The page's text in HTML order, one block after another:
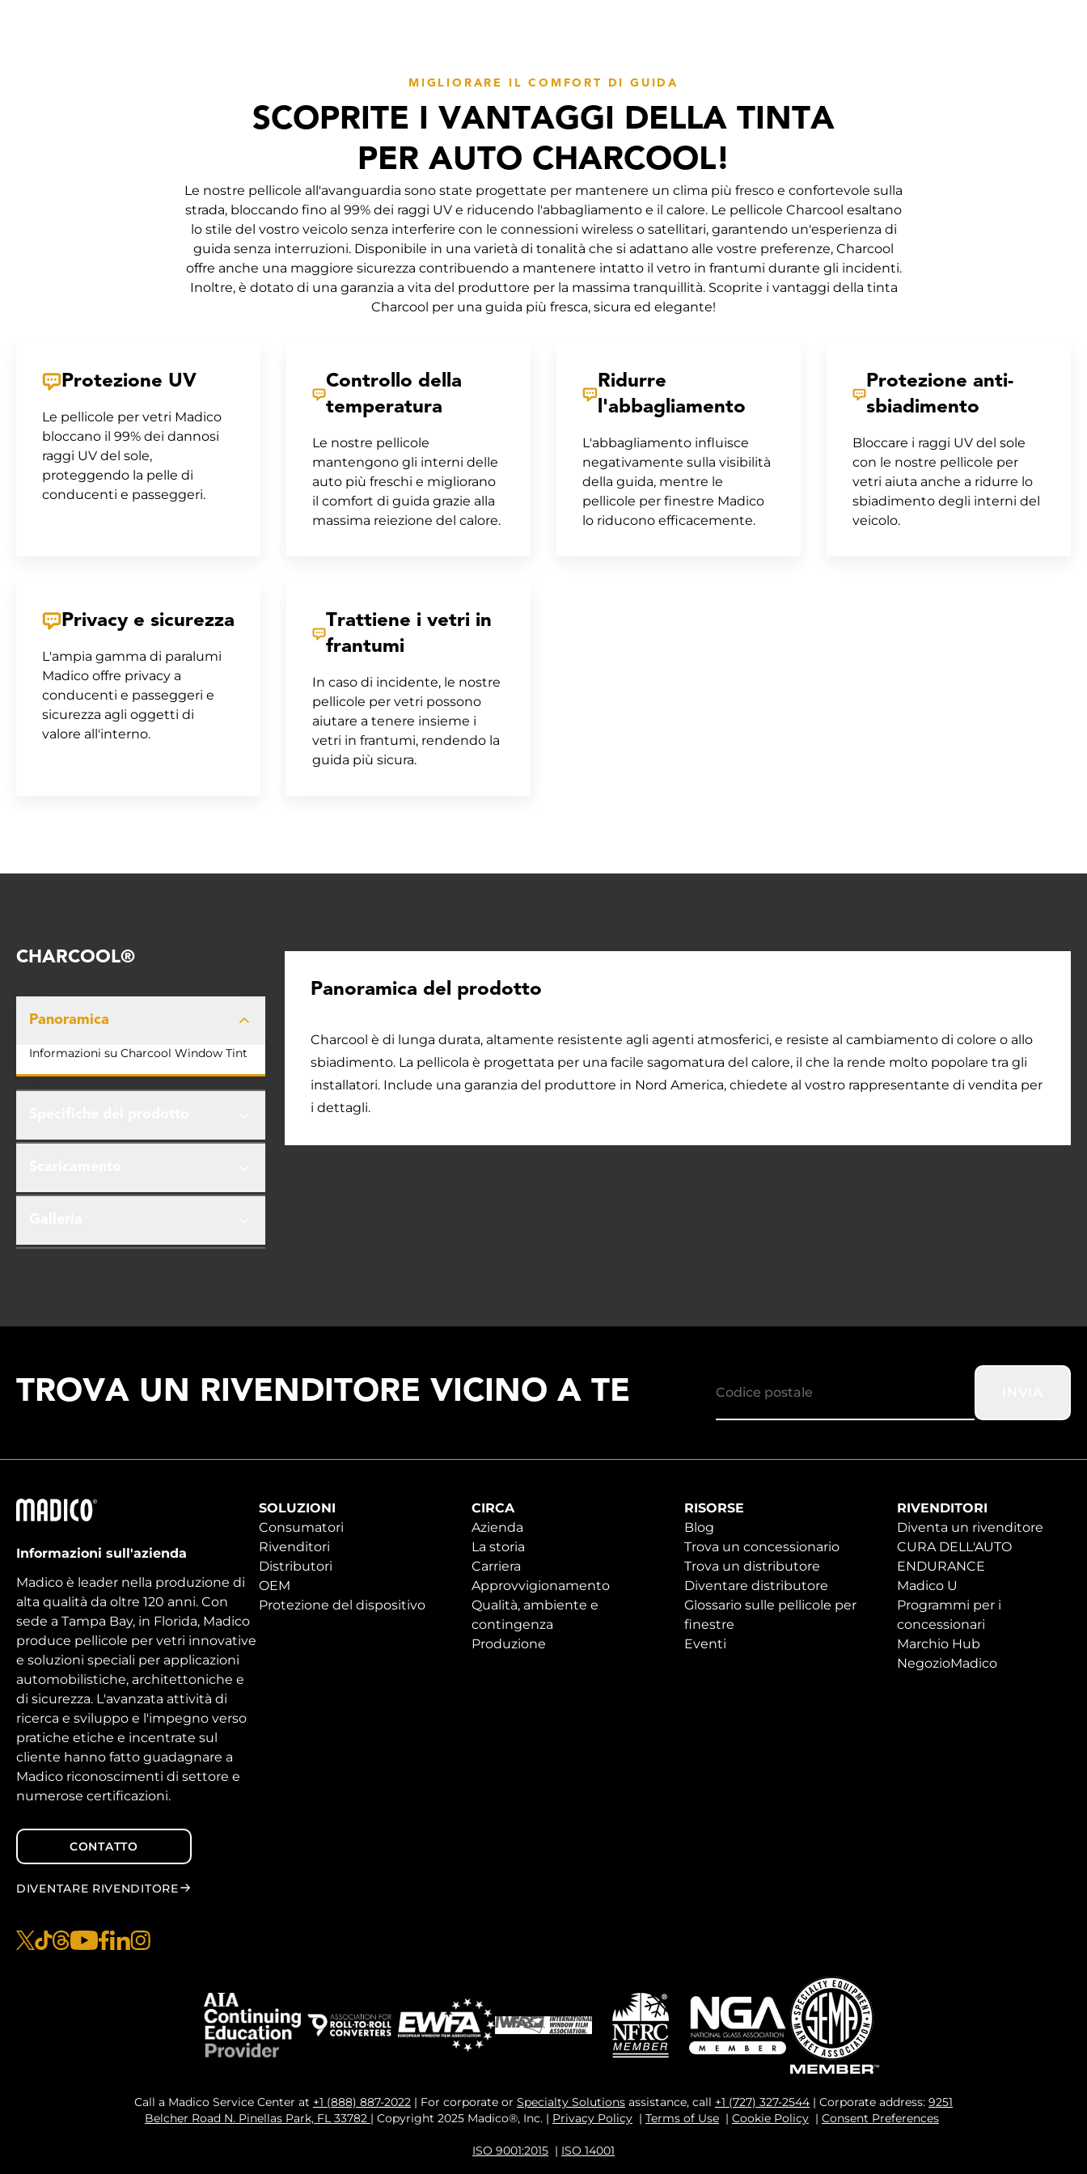
MIGLIORARE IL COMFORT DI GUIDA
SCOPRITE I VANTAGGI DELLA TINTA
PER AUTO CHARCOOL!
Le nostre pellicole all'avanguardia sono state progettate per mantenere un clima più fresco e confortevole sulla
strada, bloccando fino al 99% dei raggi UV e riducendo l'abbagliamento e il calore. Le pellicole Charcool esaltano
lo stile del vostro veicolo senza interferire con le connessioni wireless o satellitari, garantendo un'esperienza di
guida senza interruzioni. Disponibile in una varietà di tonalità che si adattano alle vostre preferenze, Charcool
offre anche una maggiore sicurezza contribuendo a mantenere intatto il vetro in frantumi durante gli incidenti.
Inoltre, è dotato di una garanzia a vita del produttore per la massima tranquillità. Scoprite i vantaggi della tinta
Charcool per una guida più fresca, sicura ed elegante!
Protezione UV
Le pellicole per vetri Madico
bloccano il 99% dei dannosi
raggi UV del sole,
proteggendo la pelle di
conducenti e passeggeri.
Controllo della
temperatura
Le nostre pellicole
mantengono gli interni delle
auto più freschi e migliorano
il comfort di guida grazie alla
massima reiezione del calore.
Ridurre
l'abbagliamento
L'abbagliamento influisce
negativamente sulla visibilità
della guida, mentre le
pellicole per finestre Madico
lo riducono efficacemente.
Protezione anti-
sbiadimento
Bloccare i raggi UV del sole
con le nostre pellicole per
vetri aiuta anche a ridurre lo
sbiadimento degli interni del
veicolo.
Privacy e sicurezza
L'ampia gamma di paralumi
Madico offre privacy a
conducenti e passeggeri e
sicurezza agli oggetti di
valore all'interno.
Trattiene i vetri in
frantumi
In caso di incidente, le nostre
pellicole per vetri possono
aiutare a tenere insieme i
vetri in frantumi, rendendo la
guida più sicura.
CHARCOOL®
Panoramica
Informazioni su Charcool Window Tint
Panoramica del prodotto
Charcool è di lunga durata, altamente resistente agli agenti atmosferici, e resiste al cambiamento di colore o allo
sbiadimento. La pellicola è progettata per una facile sagomatura del calore, il che la rende molto popolare tra gli
installatori. Include una garanzia del produttore in Nord America, chiedete al vostro rappresentante di vendita per
i dettagli.
TROVA UN RIVENDITORE VICINO A TE
Madico
Informazioni sull'azienda
Madico è leader nella produzione di
alta qualità da oltre 120 anni. Con
sede a Tampa Bay, in Florida, Madico
produce pellicole per vetri innovative
e soluzioni speciali per applicazioni
automobilistiche, architettoniche e
di sicurezza. L'avanzata attività di
ricerca e sviluppo e l'impegno verso
pratiche etiche e incentrate sul
cliente hanno fatto guadagnare a
Madico riconoscimenti di settore e
numerose certificazioni.
CONTATTO
DIVENTARE RIVENDITORE
SOLUZIONI
Consumatori
Rivenditori
Distributori
OEM
Protezione del dispositivo
CIRCA
Azienda
La storia
Carriera
Approvvigionamento
Qualità, ambiente e
contingenza
Produzione
RISORSE
Blog
Trova un concessionario
Trova un distributore
Diventare distributore
Glossario sulle pellicole per
finestre
Eventi
RIVENDITORI
Diventa un rivenditore
CURA DELL'AUTO
ENDURANCE
Madico U
Programmi per i
concessionari
Marchio Hub
NegozioMadico
Call a Madico Service Center at +1 (888) 887-2022 | For corporate or Specialty Solutions assistance, call +1 (727) 327-2544 | Corporate address: 9251
Belcher Road N. Pinellas Park, FL 33782 | Copyright 2025 Madico®, Inc. | Privacy Policy | Terms of Use | Cookie Policy | Consent Preferences
ISO 9001:2015 | ISO 14001